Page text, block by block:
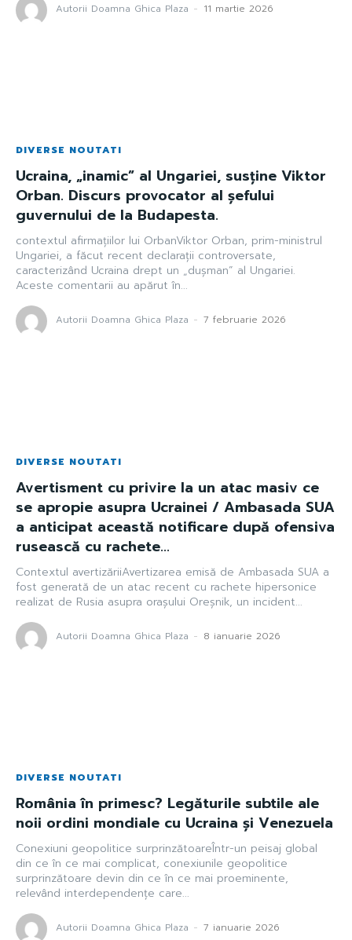
Autorii Doamna Ghica Plaza - 11 martie 2026
DIVERSE NOUTATI
Ucraina, „inamic” al Ungariei, susține Viktor
Orban. Discurs provocator al șefului
guvernului de la Budapesta.
contextul afirmațiilor lui OrbanViktor Orban, prim-ministrul
Ungariei, a făcut recent declarații controversate,
caracterizând Ucraina drept un „dușman” al Ungariei.
Aceste comentarii au apărut în...
Autorii Doamna Ghica Plaza - 7 februarie 2026
DIVERSE NOUTATI
Avertisment cu privire la un atac masiv ce
se apropie asupra Ucrainei / Ambasada SUA
a anticipat această notificare după ofensiva
rusească cu rachete...
Contextul avertizăriiAvertizarea emisă de Ambasada SUA a
fost generată de un atac recent cu rachete hipersonice
realizat de Rusia asupra orașului Oreșnik, un incident...
Autorii Doamna Ghica Plaza - 8 ianuarie 2026
DIVERSE NOUTATI
România în primesc? Legăturile subtile ale
noii ordini mondiale cu Ucraina și Venezuela
Conexiuni geopolitice surprinzătoareÎntr-un peisaj global
din ce în ce mai complicat, conexiunile geopolitice
surprinzătoare devin din ce în ce mai proeminente,
relevând interdependențe care...
Autorii Doamna Ghica Plaza - 7 ianuarie 2026